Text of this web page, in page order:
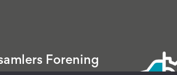
Forening